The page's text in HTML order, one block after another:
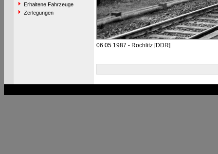
Erhaltene Fahrzeuge
Zerlegungen
06.05.1987 - Rochlitz [DDR]